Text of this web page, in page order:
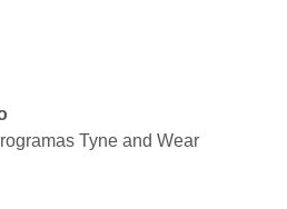
Tyne and Wear